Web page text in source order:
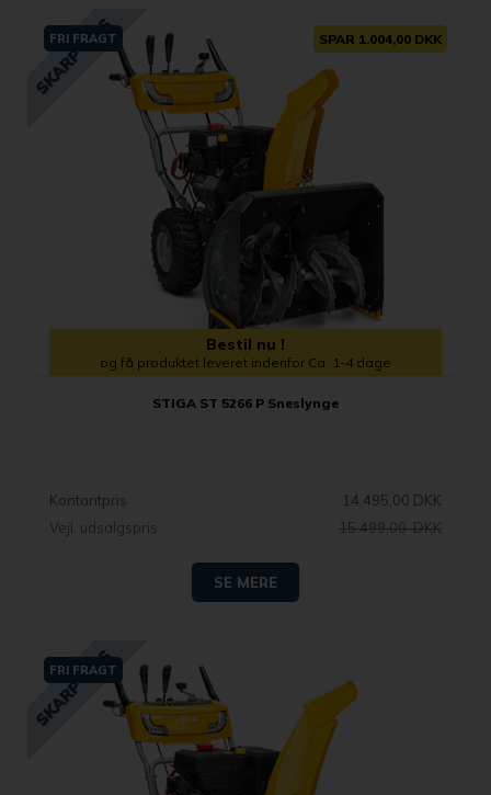
FRI FRAGT SPAR 1.004,00 DKK
Bestil nu !
og få produktet leveret indenfor Ca. 1-4 dage
STIGA ST 5266 P Sneslynge
Kontantpris
14.495,00 DKK
Vejl. udsalgspris
15.499,00 DKK
SE MERE
FRI FRAGT